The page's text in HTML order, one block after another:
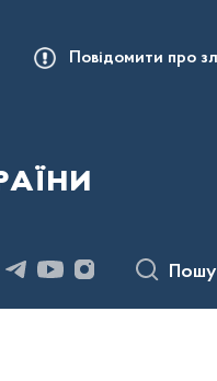
Повідомити про